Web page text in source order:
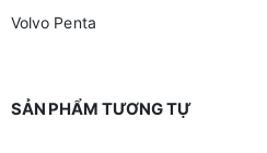
Volvo Penta
SẢN PHẨM TƯƠNG TỰ